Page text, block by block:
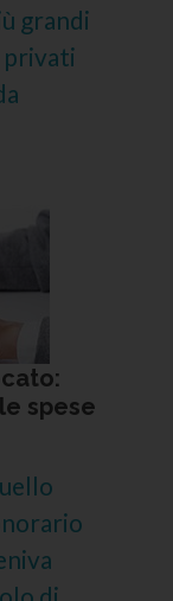
grandi
privati
spese